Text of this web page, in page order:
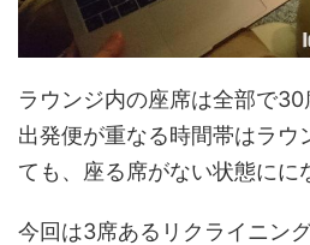
ラウンジ内の座席は全部で30
出発便が重なる時間帯はラウ
ても、座る席がない状態にに
今回は3席あるリクライニン